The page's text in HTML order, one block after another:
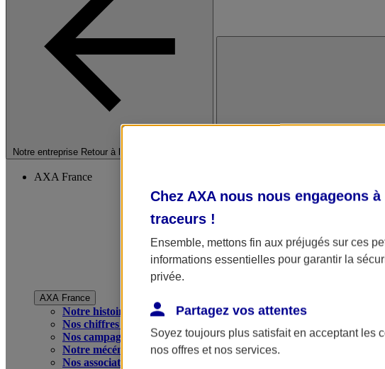
Notre entreprise Retour à la section précédente
AXA France
AXA France
Notre histoire
Nos chiffres clés
Nos campagnes publicitaires
Notre mécénat
Nos associations
Chez AXA nous nous engageons
traceurs !
Ensemble, mettons fin aux préjugés sur ces
informations essentielles pour garantir la
privée.
Partagez vos attentes
Soyez toujours plus satisfait en acceptant les
nos offres et nos services.